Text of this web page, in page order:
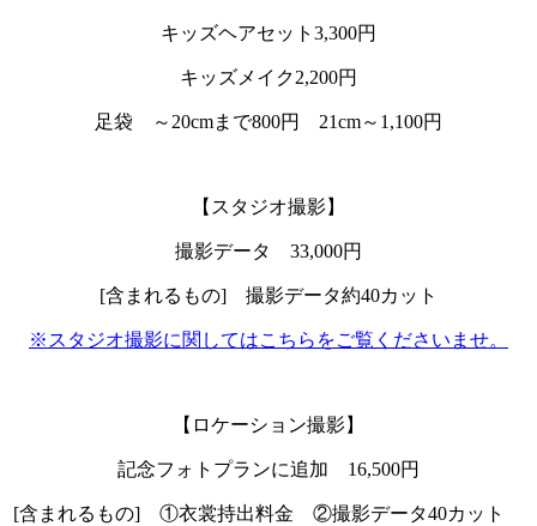
キッズヘアセット3,300円
キッズメイク2,200円
足袋 ～20cmまで800円 21cm～1,100円
【スタジオ撮影】
撮影データ 33,000円
[含まれるもの] 撮影データ約40カット
※スタジオ撮影に関してはこちらをご覧くださいませ。
【ロケーション撮影】
記念フォトプランに追加 16,500円
[含まれるもの] ①衣裳持出料金 ②撮影データ40カット